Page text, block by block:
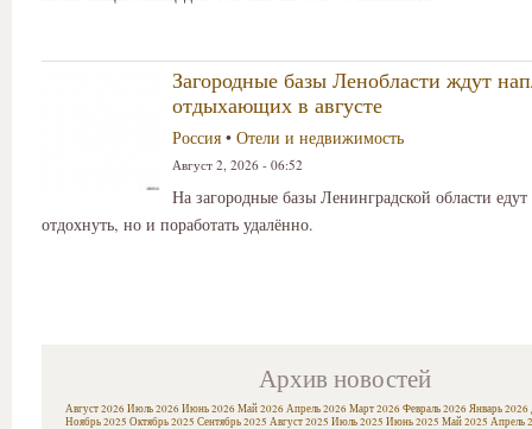
Загородные базы Ленобласти ждут
отдыхающих в августе
Россия • Отели и недвижимость
Август 2, 2026 - 06:52
На загородные базы Ленинградской области едут
отдохнуть, но и поработать удалённо.
Архив новостей
Август 2026 Июль 2026 Июнь 2026 Май 2026 Апрель 2026 Март 2026 Февраль 2026 Январь 2026
Ноябрь 2025 Октябрь 2025 Сентябрь 2025 Август 2025 Июль 2025 Июнь 2025 Май 2025 Апрель